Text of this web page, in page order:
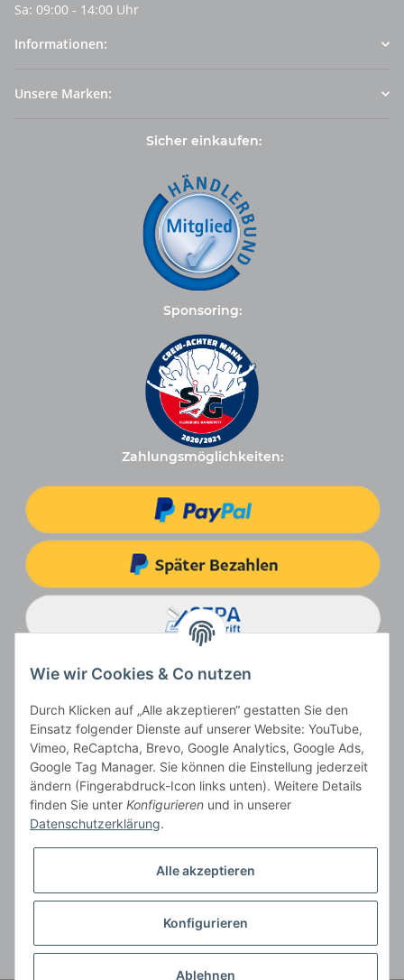
Sa: 09:00 - 14:00 Uhr
Informationen:
Unsere Marken:
Sicher einkaufen:
Sponsoring:
Zahlungsmöglichkeiten:
Vertrag widerrufen
Der Gesamtpreis ist abhängig vom Mehrwertsteuersatz des Lieferlandes.
** gilt für Lieferungen innerhalb Deutschlands, Lieferbedingungen für andere
Länder entnehmen Sie bitte der SchaltflächeVersandinformationen
Wie wir Cookies & Co nutzen
Durch Klicken auf „Alle akzeptieren“ gestatten Sie den
Einsatz folgender Dienste auf unserer Website: YouTube,
Vimeo, ReCaptcha, Brevo, Google Analytics, Google Ads,
Google Tag Manager. Sie können die Einstellung jederzeit
ändern (Fingerabdruck-Icon links unten). Weitere Details
finden Sie unter Konfigurieren und in unserer
Datenschutzerklärung.
Alle akzeptieren
Konfigurieren
Ablehnen